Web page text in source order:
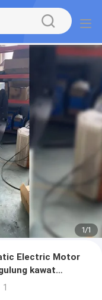
1/1
Electric Motor
kawat